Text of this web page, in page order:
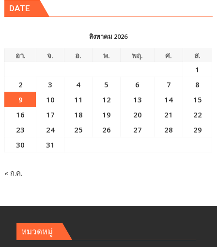
DATE
สิงหาคม 2026
อา. จ. อ. พ. พฤ. ศ.
ส.
1
2
3 4 5 6 7
8
9
10 11 12 13 14
15
16
17 18 19 20 21
22
23
24 25 26 27 28
29
30
31
« ก.ค.
หมวดหมู่